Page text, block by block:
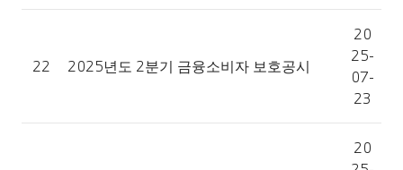
22 2025년도 2분기 금융소비자 보호공시
20
25-
07-
23
20